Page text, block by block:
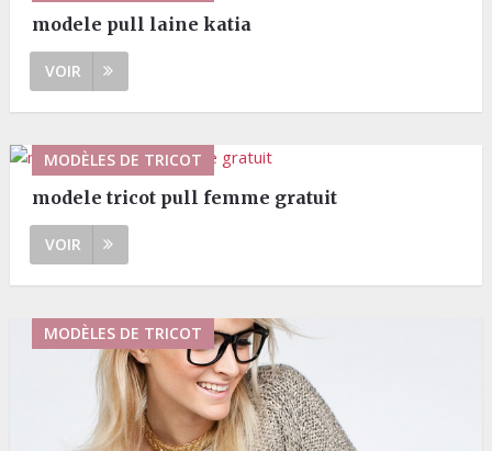
modele pull laine katia
VOIR
MODÈLES DE TRICOT
modele tricot pull femme gratuit
VOIR
MODÈLES DE TRICOT